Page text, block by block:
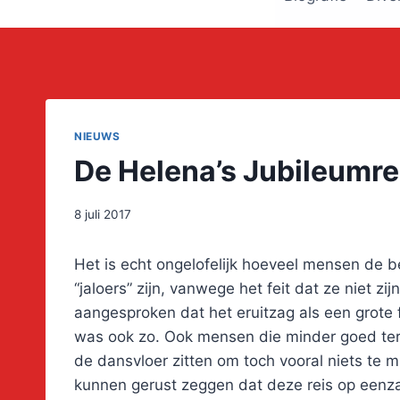
NIEUWS
De Helena’s
8 juli 2017
Het is echt ongelofelijk hoeveel mensen de
“jaloers” zijn, vanwege het feit dat ze niet
aangesproken dat het eruitzag als een
was ook zo. Ook mensen die minder goed
de dansvloer zitten om toch vooral niets te
kunnen gerust zeggen dat deze reis op